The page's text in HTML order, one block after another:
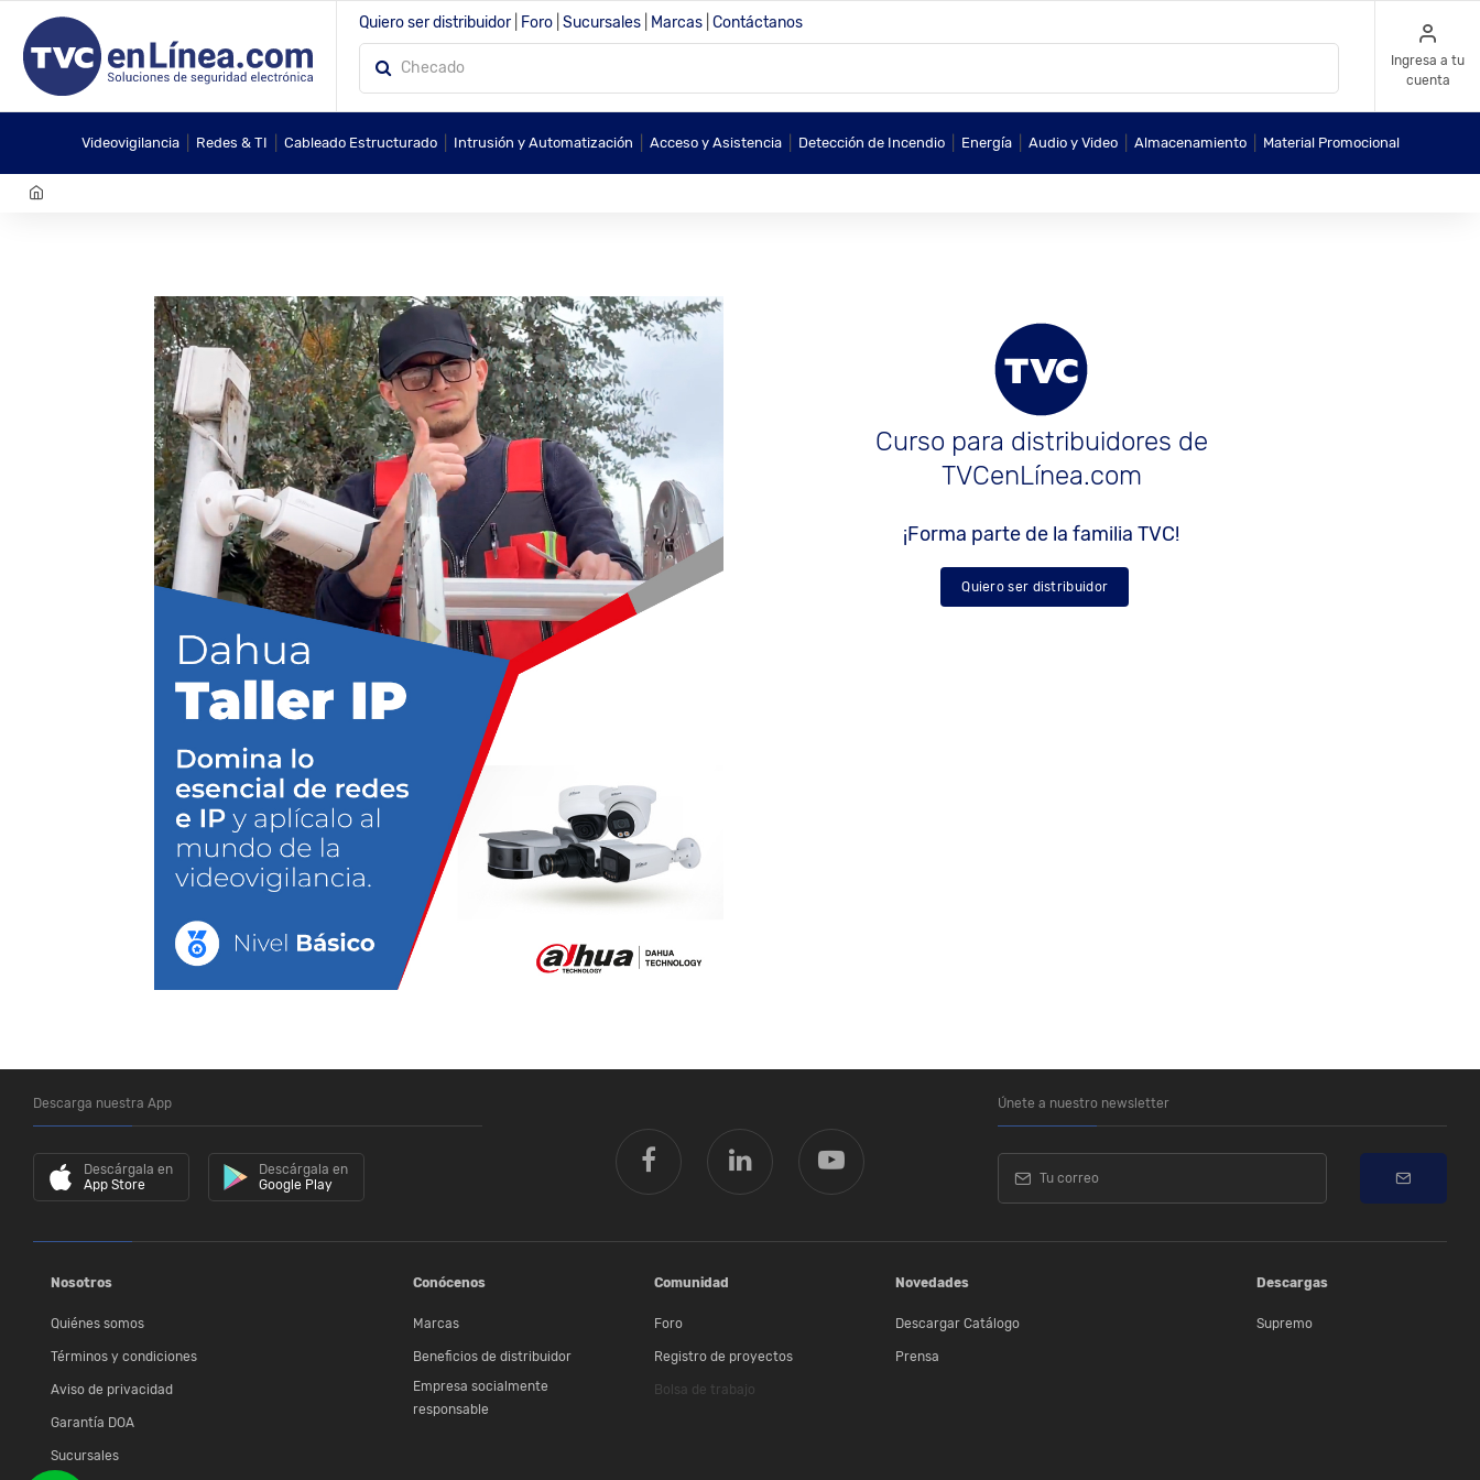
Quiero ser distribuidor Foro Sucursales Marcas Contáctanos
Ingresa a tu
cuenta
Videovigilancia Redes & TI Cableado Estructurado Intrusión y Automatización Acceso y Asistencia Detección de Incendio Energía Audio y Video Almacenamiento Material Promocional
Curso para distribuidores de
TVCenLínea.com
¡Forma parte de la familia TVC!
Quiero ser distribuidor
Descarga nuestra App
Descárgala en
App Store
Descárgala en
Google Play
Únete a nuestro newsletter
Nosotros
Quiénes somos
Términos y condiciones
Aviso de privacidad
Garantía DOA
Sucursales
Conócenos
Marcas
Beneficios de distribuidor
Empresa socialmente
responsable
Comunidad
Foro
Registro de proyectos
Bolsa de trabajo
Novedades
Descargar Catálogo
Prensa
Descargas
Supremo